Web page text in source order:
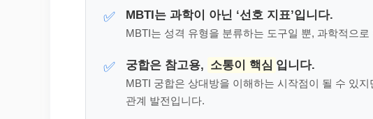
✅ MBTI는 과학이 아닌 ‘선호 지표’입니다.
MBTI는 성격 유형을 분류하는 도구일 뿐, 과학적으
✅ 궁합은 참고용, 소통이 핵심 입니다.
MBTI 궁합은 상대방을 이해하는 시작점이 될 수 있
관계 발전입니다.